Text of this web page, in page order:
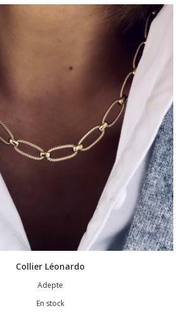
Collier Léonardo
Adepte
En stock